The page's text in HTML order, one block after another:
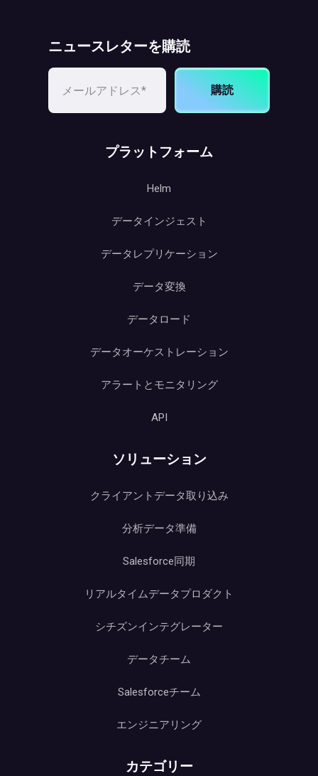
ニュースレターを購読
購読
プラットフォーム
Helm
データインジェスト
データレプリケーション
データ変換
データロード
データオーケストレーション
アラートとモニタリング
API
ソリューション
クライアントデータ取り込み
分析データ準備
Salesforce同期
リアルタイムデータプロダクト
シチズンインテグレーター
データチーム
Salesforceチーム
エンジニアリング
カテゴリー